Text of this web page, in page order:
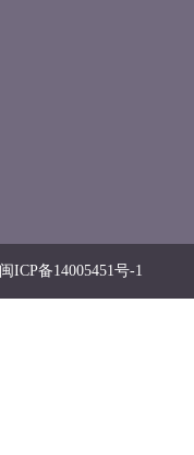
闽ICP备14005451号-1